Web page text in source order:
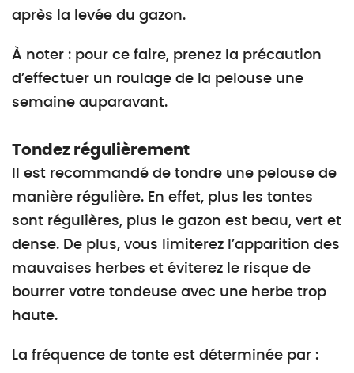
après la levée du gazon.
À noter : pour ce faire, prenez la précaution
d’effectuer un roulage de la pelouse une
semaine auparavant.
Tondez régulièrement
Il est recommandé de tondre une pelouse de
manière régulière. En effet, plus les tontes
sont régulières, plus le gazon est beau, vert et
dense. De plus, vous limiterez l’apparition des
mauvaises herbes et éviterez le risque de
bourrer votre tondeuse avec une herbe trop
haute.
La fréquence de tonte est déterminée par :